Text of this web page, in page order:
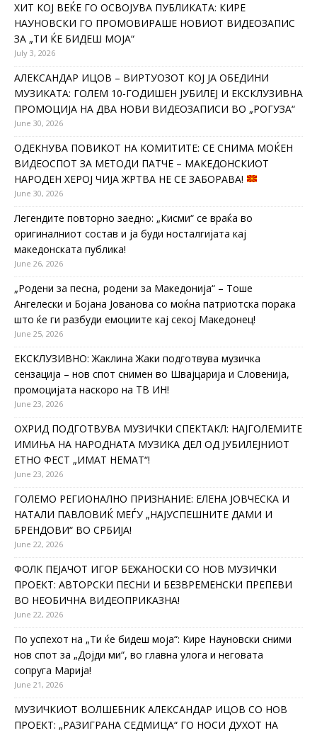
ХИТ КОЈ ВЕЌЕ ГО ОСВОЈУВА ПУБЛИКАТА: КИРЕ
НАУНОВСКИ ГО ПРОМОВИРАШЕ НОВИОТ ВИДЕОЗАПИС
ЗА „ТИ ЌЕ БИДЕШ МОЈА“
July 3, 2026
АЛЕКСАНДАР ИЦОВ – ВИРТУОЗОТ КОЈ ЈА ОБЕДИНИ
МУЗИКАТА: ГОЛЕМ 10-ГОДИШЕН ЈУБИЛЕЈ И ЕКСКЛУЗИВНА
ПРОМОЦИЈА НА ДВА НОВИ ВИДЕОЗАПИСИ ВО „РОГУЗА“
June 30, 2026
ОДЕКНУВА ПОВИКОТ НА КОМИТИТЕ: СЕ СНИМА МОЌЕН
ВИДЕОСПОТ ЗА МЕТОДИ ПАТЧЕ – МАКЕДОНСКИОТ
НАРОДЕН ХЕРОЈ ЧИЈА ЖРТВА НЕ СЕ ЗАБОРАВА!
June 30, 2026
Легендите повторно заедно: „Кисми“ се враќа во
оригиналниот состав и ја буди носталгијата кај
македонската публика!
June 26, 2026
„Родени за песна, родени за Македонија“ – Тоше
Ангелески и Бојана Јованова со моќна патриотска порака
што ќе ги разбуди емоциите кај секој Македонец!
June 25, 2026
ЕКСКЛУЗИВНО: Жаклина Жаки подготвува музичка
сензација – нов спот снимен во Швајцарија и Словенија,
промоцијата наскоро на ТВ ИН!
June 23, 2026
ОХРИД ПОДГОТВУВА МУЗИЧКИ СПЕКТАКЛ: НАЈГОЛЕМИТЕ
ИМИЊА НА НАРОДНАТА МУЗИКА ДЕЛ ОД ЈУБИЛЕЈНИОТ
ЕТНО ФЕСТ „ИМАТ НЕМАТ“!
June 23, 2026
ГОЛЕМО РЕГИОНАЛНО ПРИЗНАНИЕ: ЕЛЕНА ЈОВЧЕСКА И
НАТАЛИ ПАВЛОВИЌ МЕЃУ „НАЈУСПЕШНИТЕ ДАМИ И
БРЕНДОВИ“ ВО СРБИЈА!
June 22, 2026
ФОЛК ПЕЈАЧОТ ИГОР БЕЖАНОСКИ СО НОВ МУЗИЧКИ
ПРОЕКТ: АВТОРСКИ ПЕСНИ И БЕЗВРЕМЕНСКИ ПРЕПЕВИ
ВО НЕОБИЧНА ВИДЕОПРИКАЗНА!
June 22, 2026
По успехот на „Ти ќе бидеш моја“: Кире Науновски сними
нов спот за „Дојди ми“, во главна улога и неговата
сопруга Марија!
June 21, 2026
МУЗИЧКИОТ ВОЛШЕБНИК АЛЕКСАНДАР ИЦОВ СО НОВ
ПРОЕКТ: „РАЗИГРАНА СЕДМИЦА“ ГО НОСИ ДУХОТ НА